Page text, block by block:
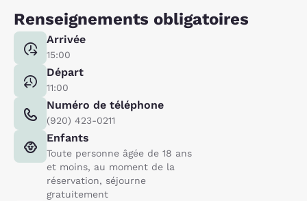
Renseignements obligatoires
Arrivée
15:00
Départ
11:00
Numéro de téléphone
(920) 423-0211
Enfants
Toute personne âgée de 18 ans
et moins, au moment de la
réservation, séjourne
gratuitement